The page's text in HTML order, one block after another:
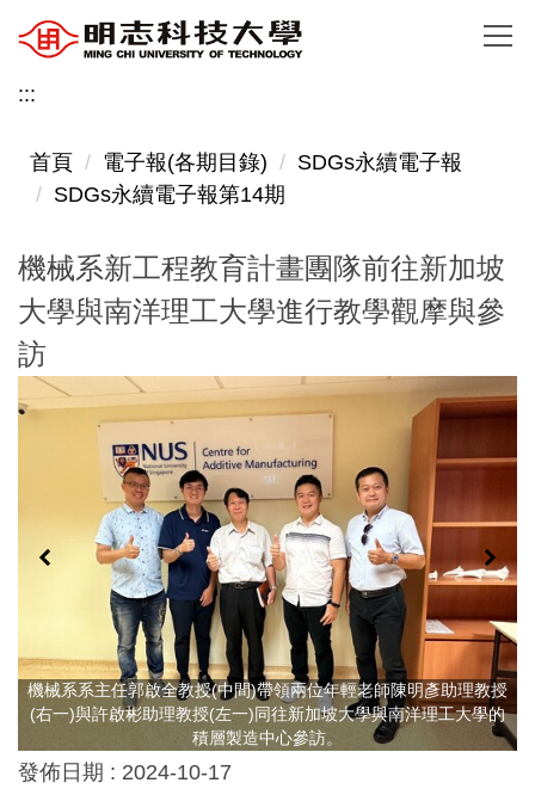
到
主
內
:::
首頁 電子報(各期目錄)
SDGs永續電子報
SDGs永續電子報第14期
機械系新工程教育計畫團隊前往新加坡
大學與南洋理工大學進行教學觀摩與參
訪
機械系系主任郭啟全教授(中間)帶領兩位年輕老師陳明彥助理教授
(右一)與許啟彬助理教授(左一)同往新加坡大學與南洋理工大學的
積層製造中心參訪。
發佈日期 : 2024-10-17